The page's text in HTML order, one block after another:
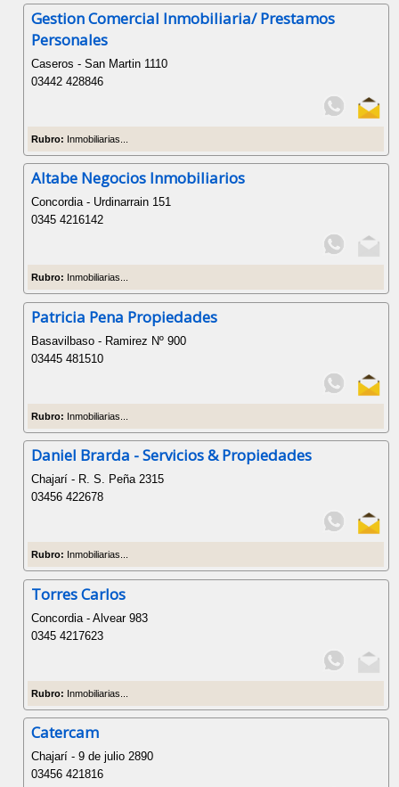
Gestion Comercial Inmobiliaria/ Prestamos
Personales
Caseros - San Martin 1110
03442 428846
Rubro: Inmobiliarias...
Altabe Negocios Inmobiliarios
Concordia - Urdinarrain 151
0345 4216142
Rubro: Inmobiliarias...
Patricia Pena Propiedades
Basavilbaso - Ramirez Nº 900
03445 481510
Rubro: Inmobiliarias...
Daniel Brarda - Servicios & Propiedades
Chajarí - R. S. Peña 2315
03456 422678
Rubro: Inmobiliarias...
Torres Carlos
Concordia - Alvear 983
0345 4217623
Rubro: Inmobiliarias...
Catercam
Chajarí - 9 de julio 2890
03456 421816